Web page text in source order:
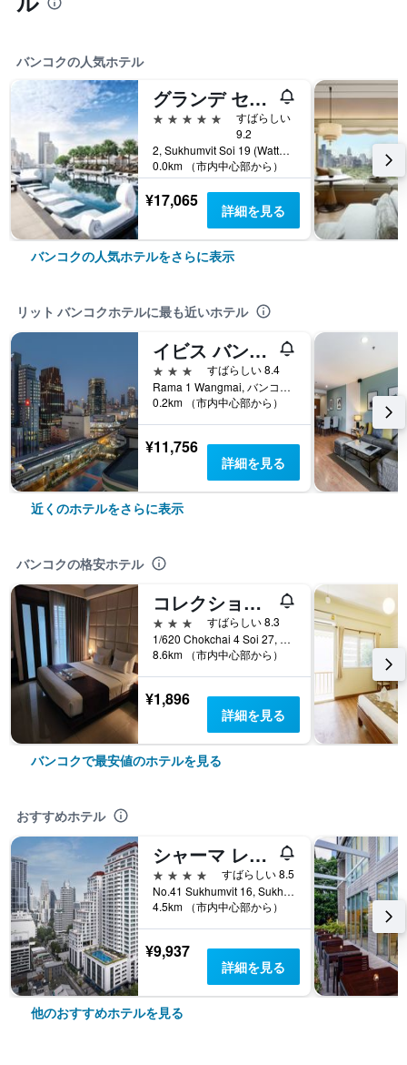
バンコクの人気ホテル
グランデ センター ポイント ターミナル21
5つ星
すばらしい
9.2
2, Sukhumvit Soi 19 (Wattana), バンコク, タイ
0.0km （市内中心部から）
¥17,065 詳細を見る
バンコクの人気ホテルをさらに表示
リット バンコクホテルに最も近いホテル
イビス バンコク サイアム
3つ星
すばらしい 8.4
Rama 1 Wangmai, バンコク, タイ
0.2km （市内中心部から）
¥11,756
詳細を見る
近くのホテルをさらに表示
バンコクの格安ホテル
コレクション O ザ バンコク チャ チャ スイート
3つ星
すばらしい 8.3
1/620 Chokchai 4 Soi 27, バンコク, タイ
8.6km （市内中心部から）
¥1,896
詳細を見る
バンコクで最安値のホテルを見る
おすすめホテル
シャーマ レイクビュー アソーク
4つ星
すばらしい 8.5
No.41 Sukhumvit 16, Sukhumvit Road, バンコク, タイ
4.5km （市内中心部から）
¥9,937
詳細を見る
他のおすすめホテルを見る